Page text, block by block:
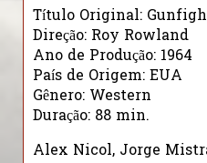
Título Original:
Direção: Roy Rowland
Ano de Produção: 1964
País de Origem: EUA
Gênero: Western
Duração: 88 min.
Alex Nicol, Jorge